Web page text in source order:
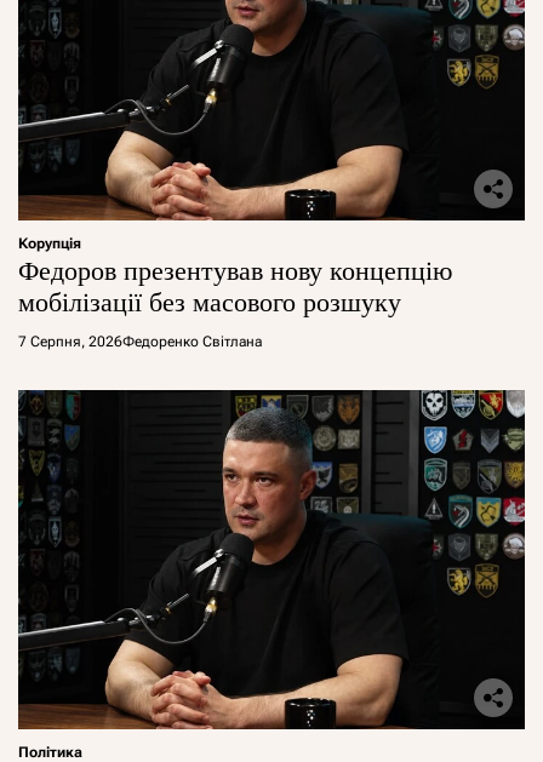
Корупція
Федоров презентував нову концепцію
мобілізації без масового розшуку
7 Серпня, 2026Федоренко Світлана
Політика